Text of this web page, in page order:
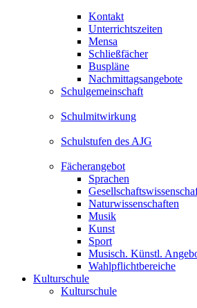
Kontakt
Unterrichtszeiten
Mensa
Schließfächer
Buspläne
Nachmittagsangebote
Schulgemeinschaft
Schulmitwirkung
Schulstufen des AJG
Fächerangebot
Sprachen
Naturwissenschaften
Musik
Kunst
Sport
Musisch. Künstl.
Wahlpflichtbereiche
Kulturschule
Kulturschule